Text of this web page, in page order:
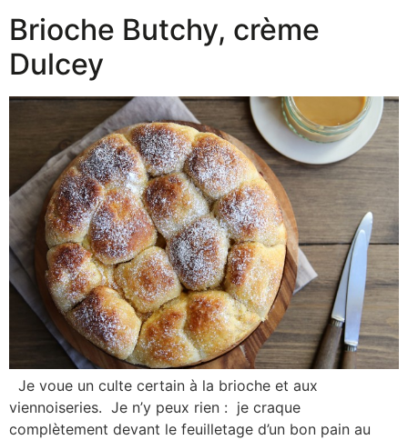
Brioche Butchy, crème
Dulcey
Je voue un culte certain à la brioche et aux
viennoiseries. Je n’y peux rien : je craque
complètement devant le feuilletage d’un bon pain au